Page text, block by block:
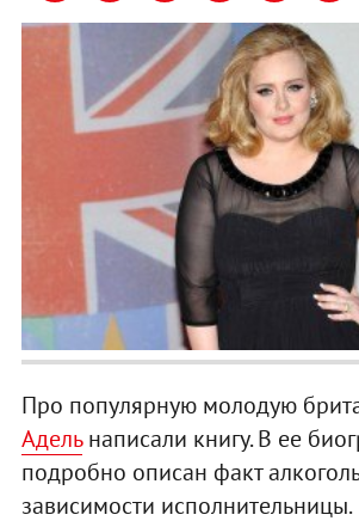
Про популярную молодую
Адельнаписали книгу. В ее
подробно описан факт
зависимости исполнительницы.